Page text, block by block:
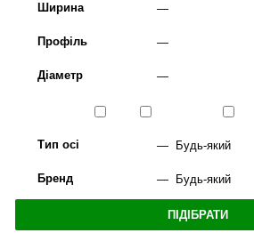
Ширина
Профіль
Діаметр
Тип осі
Бренд